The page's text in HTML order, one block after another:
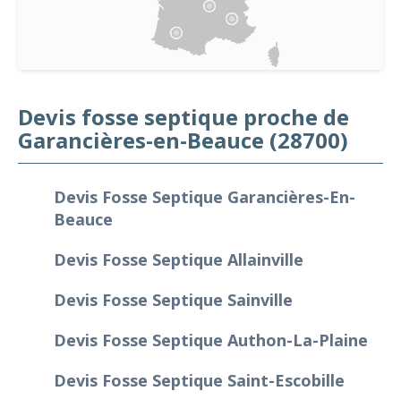
Devis fosse septique proche de
Garancières-en-Beauce (28700)
Devis Fosse Septique Garancières-En-
Beauce
Devis Fosse Septique Allainville
Devis Fosse Septique Sainville
Devis Fosse Septique Authon-La-Plaine
Devis Fosse Septique Saint-Escobille